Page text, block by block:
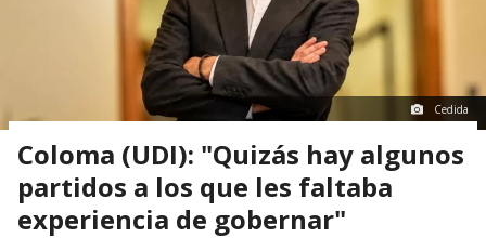
Cedida
Coloma (UDI): "Quizás hay algunos
partidos a los que les faltaba
experiencia de gobernar"